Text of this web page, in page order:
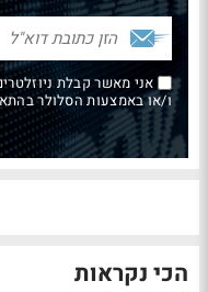
אני מאשר קבלת
ו/או באמצעות הסלולר בהתאם
הכי נקראות